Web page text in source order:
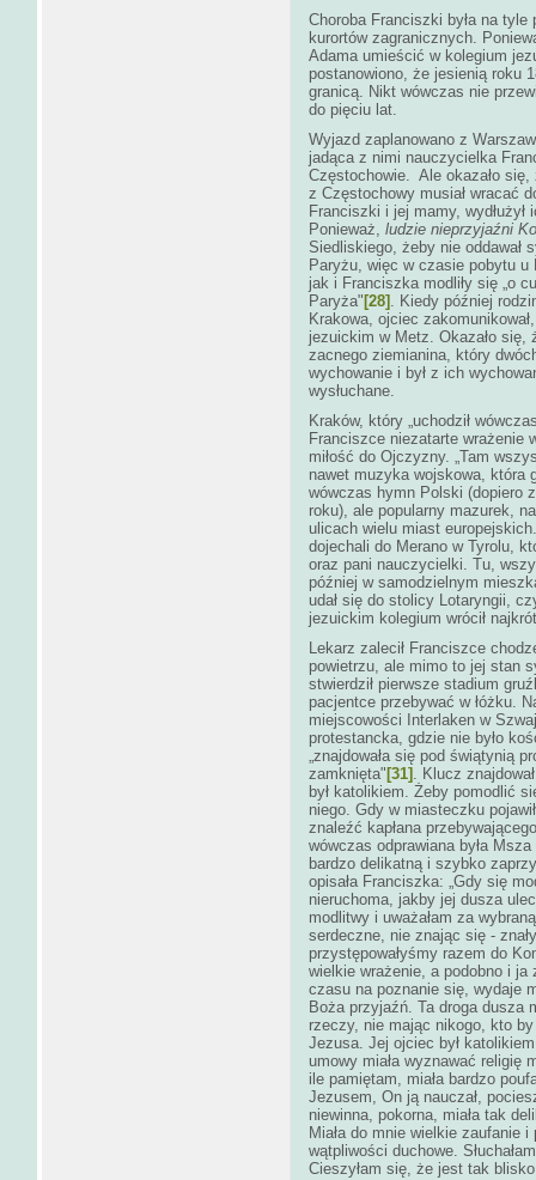
Choroba Franciszki była na
kurortów zagranicznych.
Adama umieścić w kolegium
postanowiono, że jesienią roku
granicą. Nikt wówczas nie
do pięciu lat.
Wyjazd zaplanowano z
jadąca z nimi nauczycielka
Częstochowie. Ale okazało się,
z Częstochowy musiał wracać
Franciszki i jej mamy,
Ponieważ, ludzie nieprzyjaźni
Siedliskiego, żeby nie oddawał
Paryżu, więc w czasie pobytu
jak i Franciszka modliły się „o
Paryża" [28] . Kiedy później
Krakowa, ojciec
jezuickim w Metz. Okazało się,
zacnego ziemianina, który
wychowanie i był z ich
wysłuchane.
Kraków, który „uchodził
Franciszce niezatarte wrażenie
miłość do Ojczyzny. „Tam
nawet muzyka wojskowa, która
wówczas hymn Polski (dopiero
roku), ale popularny mazurek,
ulicach wielu miast
dojechali do Merano w Tyrolu,
oraz pani nauczycielki. Tu,
później w samodzielnym
udał się do stolicy Lotaryngii,
jezuickim kolegium wrócił
Lekarz zalecił Franciszce
powietrzu, ale mimo to jej stan
stwierdził pierwsze stadium
pacjentce przebywać w łóżku.
miejscowości Interlaken w
protestancka, gdzie nie było
„znajdowała się pod świątynią
zamknięta" [31] . Klucz
był katolikiem. Żeby pomodlić
niego. Gdy w miasteczku
znaleźć kapłana
wówczas odprawiana była
bardzo delikatną i szybko
opisała Franciszka: „Gdy się
nieruchoma, jakby jej dusza
modlitwy i uważałam za
serdeczne, nie znając się -
przystępowałyśmy razem do
wielkie wrażenie, a podobno i ja
czasu na poznanie się, wydaje
Boża przyjaźń. Ta droga dusza
rzeczy, nie mając nikogo, kto by
Jezusa. Jej ojciec był
umowy miała wyznawać religię
ile pamiętam, miała bardzo
Jezusem, On ją nauczał,
niewinna, pokorna, miała tak
Miała do mnie wielkie zaufanie
wątpliwości duchowe.
Cieszyłam się, że jest tak